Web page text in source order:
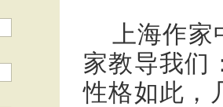
上海作家
家教导我们
性格如此，